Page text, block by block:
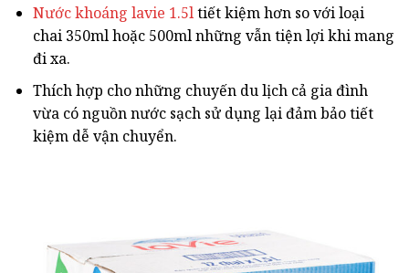
Nước khoáng lavie 1.5ltiết kiệm hơn so với loại
chai 350ml hoặc 500ml những vẫn tiện lợi khi mang
đi xa.
Thích hợp cho những chuyến du lịch cả gia đình
vừa có nguồn nước sạch sử dụng lại đảm bảo tiết
kiệm dễ vận chuyển.